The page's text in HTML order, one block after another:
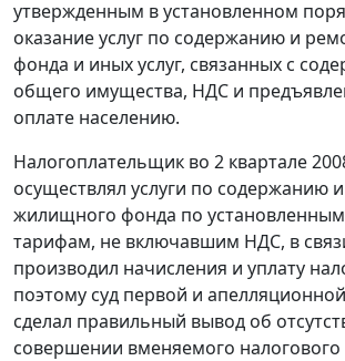
утвержденным в установленном
оказание услуг по содержанию и
фонда и иных услуг, связанных с
общего имущества, НДС и
оплате населению.
Налогоплательщик во 2 квартале
осуществлял услуги по содержанию
жилищного фонда по установленным
тарифам, не включавшим НДС, в
производил начисления и уплату
поэтому суд первой и
сделал правильный вывод об
совершении вменяемого налогового